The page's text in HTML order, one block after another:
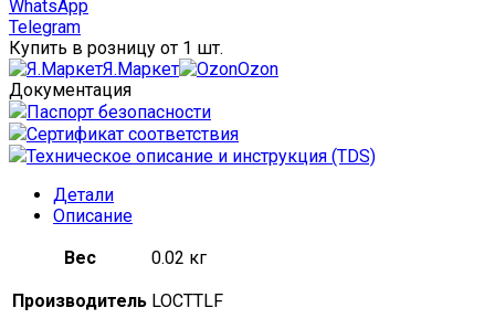
WhatsApp
Telegram
Купить в розницу от 1 шт.
Я.Маркет
Ozon
Документация
Паспорт безопасности
Сертификат соответствия
Техническое описание и инструкция (TDS)
Детали
Описание
Вес
0.02 кг
Производитель LOCTTLF